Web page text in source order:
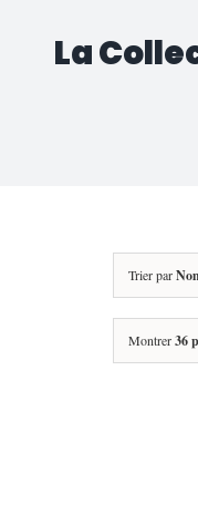
La
Trier par
Montrer36